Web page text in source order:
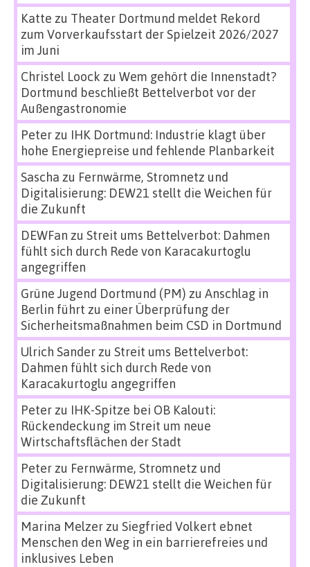
Katte zu Theater Dortmund meldet Rekord
zum Vorverkaufsstart der Spielzeit 2026/2027
im Juni
Christel Loock zu Wem gehört die Innenstadt?
Dortmund beschließt Bettelverbot vor der
Außengastronomie
Peterzu IHK Dortmund: Industrie klagt über
hohe Energiepreise und fehlende Planbarkeit
Sascha zu Fernwärme, Stromnetz und
Digitalisierung: DEW21 stellt die Weichen für
die Zukunft
DEWFan zu Streit ums Bettelverbot: Dahmen
fühlt sich durch Rede von Karacakurtoglu
angegriffen
Grüne Jugend Dortmund (PM) zu Anschlag in
Berlin führt zu einer Überprüfung der
Sicherheitsmaßnahmen beim CSD in Dortmund
Ulrich Sanderzu Streit ums Bettelverbot:
Dahmen fühlt sich durch Rede von
Karacakurtoglu angegriffen
Peterzu IHK-Spitze bei OB Kalouti:
Rückendeckung im Streit um neue
Wirtschaftsflächen der Stadt
Peterzu Fernwärme, Stromnetz und
Digitalisierung: DEW21 stellt die Weichen für
die Zukunft
Marina Melzerzu Siegfried Volkert ebnet
Menschen den Weg in ein barrierefreies und
inklusives Leben